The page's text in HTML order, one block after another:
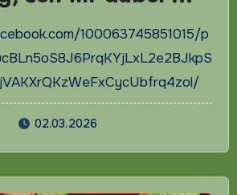
100063745851015/p
02.03.2026